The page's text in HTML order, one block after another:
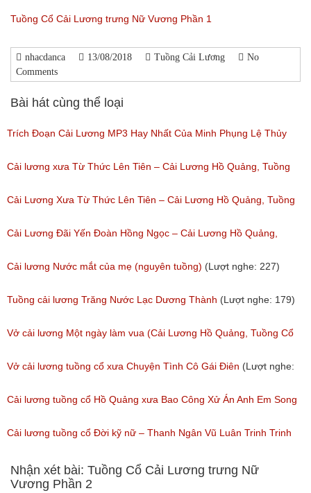
Tuồng Cổ Cải Lương trưng Nữ Vương Phần 1
nhacdanca 13/08/2018 Tuồng Cải Lương
No
Comments
Bài hát cùng thể loại
Trích Đoạn Cải Lương MP3 Hay Nhất Của Minh Phụng Lệ Thủy
Phần 1
(Lượt nghe: 11,534)
Cải lương xưa Từ Thức Lên Tiên – Cải Lương Hồ Quảng, Tuồng
Cổ
(Lượt nghe: 259)
Cải Lương Xưa Từ Thức Lên Tiên – Cải Lương Hồ Quảng, Tuồng
Cổ
(Lượt nghe: 505)
Cải Lương Đãi Yến Đoàn Hồng Ngọc – Cải Lương Hồ Quảng,
Tuồng Cổ
(Lượt nghe: 243)
Cải lương Nước mắt của mẹ (nguyên tuồng) (Lượt nghe: 227)
Tuồng cải lương Trăng Nước Lạc Dương Thành (Lượt nghe: 179)
Vở cải lương Một ngày làm vua (Cải Lương Hồ Quảng, Tuồng Cổ
Xưa)
(Lượt nghe: 216)
Vở cải lương tuồng cổ xưa Chuyện Tình Cô Gái Điên (Lượt nghe:
146)
Cải lương tuồng cổ Hồ Quảng xưa Bao Công Xử Án Anh Em Song
Sinh
(Lượt nghe: 229)
Cải lương tuồng cổ Đời kỹ nữ – Thanh Ngân Vũ Luân Trinh Trinh
Cải Lương Hồ Quảng
Nhận xét bài: Tuồng Cổ Cải Lương trưng Nữ
Vương Phần 2